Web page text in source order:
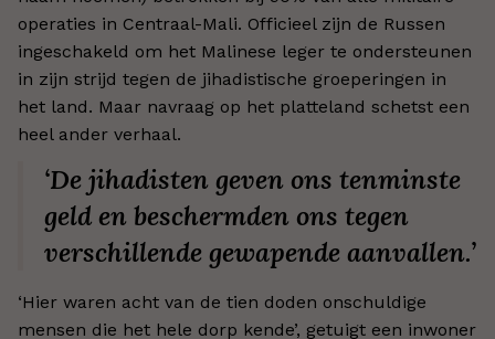
operaties in Centraal-Mali. Officieel zijn de Russen
ingeschakeld om het Malinese leger te ondersteunen
in zijn strijd tegen de jihadistische groeperingen in
het land. Maar navraag op het platteland schetst een
heel ander verhaal.
‘De jihadisten geven ons tenminste
geld en beschermden ons tegen
verschillende gewapende aanvallen.’
‘Hier waren acht van de tien doden onschuldige
mensen die het hele dorp kende’, getuigt een inwoner